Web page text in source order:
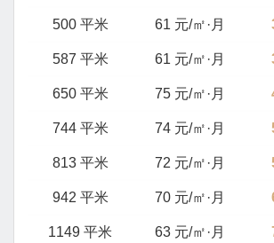
500 平米 61 元/㎡·月
587 平米 61 元/㎡·月
650 平米 75 元/㎡·月
744 平米 74 元/㎡·月
813 平米 72 元/㎡·月
942 平米 70 元/㎡·月
1149 平米 63 元/㎡·月